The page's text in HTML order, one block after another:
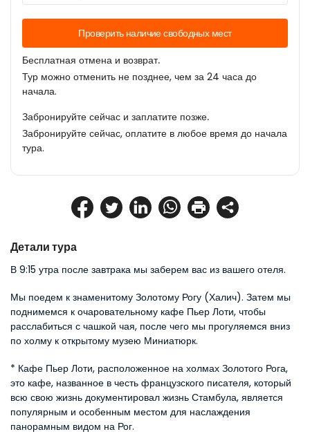
Детали тура
В 9:15 утра после завтрака мы заберем вас из вашего отеля.
Мы поедем к знаменитому Золотому Рогу (Халич). Затем мы
поднимемся к очаровательному кафе Пьер Лоти, чтобы
расслабиться с чашкой чая, после чего мы прогуляемся вниз
по холму к открытому музею Миниатюрк.
* Кафе Пьер Лоти, расположенное на холмах Золотого Рога,
это кафе, названное в честь французского писателя, который
всю свою жизнь документировал жизнь Стамбула, является
популярным и особенным местом для наслаждения
панорамным видом на Рог.
Проверить наличие свободных мест
Бесплатная отмена и возврат.
Тур можно отменить не позднее, чем за 24 часа до
начала.
Забронируйте сейчас и заплатите позже.
Забронируйте сейчас, оплатите в любое время до начала
тура.